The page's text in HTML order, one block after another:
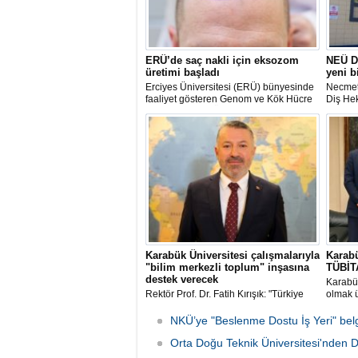
ERÜ’de saç nakli için eksozom
üretimi başladı
Erciyes Üniversitesi (ERÜ) bünyesinde
faaliyet gösteren Genom ve Kök Hücre
Merkezi (GENKÖK) saç naklinde
kullanılan eksozomların üretimine
başlandı.
NEÜ
yeni
Diş
eğitim
3 yeni
Karabük Üniversitesi çalışmalarıyla
"bilim merkezli toplum" inşasına
destek verecek
Rektör Prof. Dr. Fatih Kırışık: "Türkiye
ve stratejik konu bilimdir. Bilimde ne
kadar yükselirsek, bilim merkezli toplum
olursak Türkiye Yüzyılı'nı öyle
olmak
NKÜ’ye "Beslenme Dostu İş Yeri"
Orta Doğu Teknik Üniversitesi'nden